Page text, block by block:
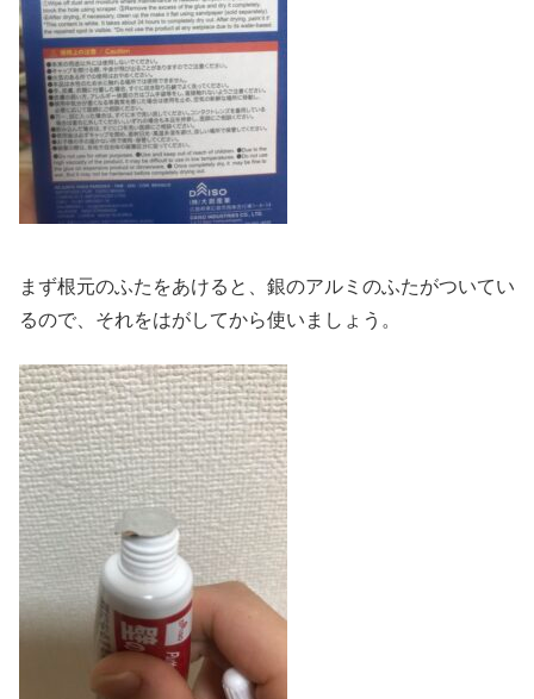
まず根元のふたをあけると、銀のアルミのふたがついてい
るので、それをはがしてから使いましょう。